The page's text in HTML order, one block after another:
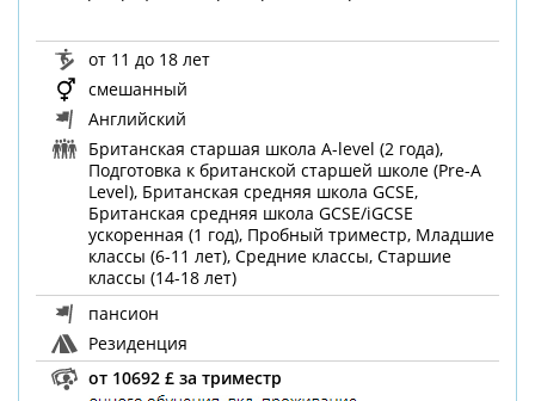
от 11 до 18 лет
смешанный
Английский
Британская старшая школа A-level (2 года),
Подготовка к британской старшей школе (Pre-A
Level), Британская средняя школа GCSE,
Британская средняя школа GCSE/iGCSE
ускоренная (1 год), Пробный триместр, Младшие
классы (6-11 лет), Средние классы, Старшие
классы (14-18 лет)
пансион
Резиденция
от 10692 £ за триместр